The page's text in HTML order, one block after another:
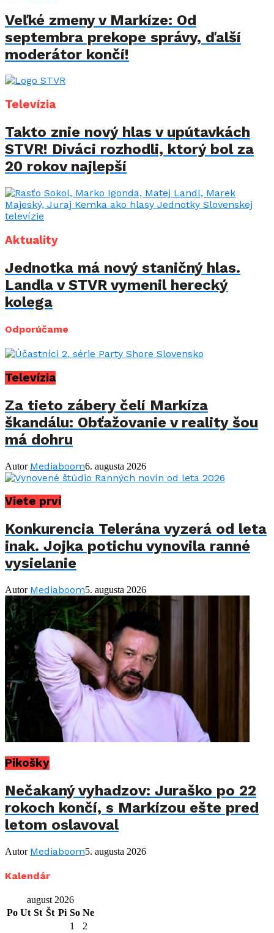
Veľké zmeny v Markíze: Od
septembra prekope správy, ďalší
moderátor končí!
Televízia
Takto znie nový hlas v upútavkách
STVR! Diváci rozhodli, ktorý bol za
20 rokov najlepší
Aktuality
Jednotka má nový staničný hlas.
Landla v STVR vymenil herecký
kolega
Odporúčame
Televízia
Za tieto zábery čelí Markíza
škandálu: Obťažovanie v reality šou
má dohru
Autor Mediaboom6. augusta 2026
Viete prví
Konkurencia Telerána vyzerá od leta
inak. Jojka potichu vynovila ranné
vysielanie
Autor Mediaboom5. augusta 2026
Pikošky
Nečakaný vyhadzov: Juraško po 22
rokoch končí, s Markízou ešte pred
letom oslavoval
Autor Mediaboom5. augusta 2026
Kalendár
august 2026
Po Ut St Št Pi So Ne
1
2